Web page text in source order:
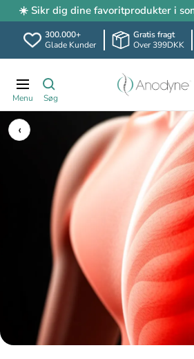
☀️ Sikr dig dine favoritprodukter i
300.000+
Glade Kunder
Gratis fragt
Over 399DKK
indhold
Translation
missing:
da.header.general.navigation
Anodyne.dk
‹